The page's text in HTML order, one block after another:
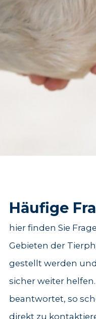
Häufige
hier finden Sie
Gebieten der
gestellt werden
sicher weiter
beantwortet, so
direkt zu